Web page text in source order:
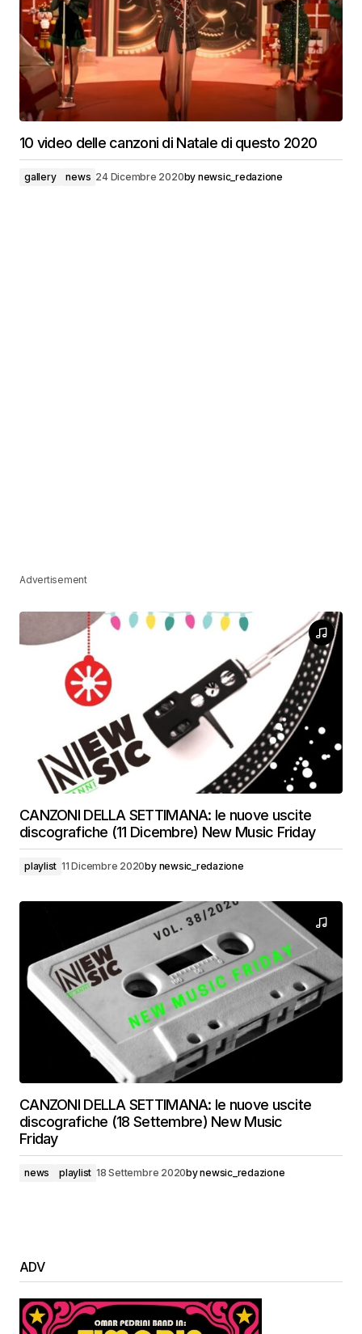
10 video delle canzoni di Natale di questo 2020
gallery news 24 Dicembre 2020by newsic_redazione
Advertisement
CANZONI DELLA SETTIMANA: le nuove uscite
discografiche (11 Dicembre) New Music Friday
playlist 11 Dicembre 2020by newsic_redazione
CANZONI DELLA SETTIMANA: le nuove uscite
discografiche (18 Settembre) New Music
Friday
news playlist 18 Settembre 2020bynewsic_redazione
ADV